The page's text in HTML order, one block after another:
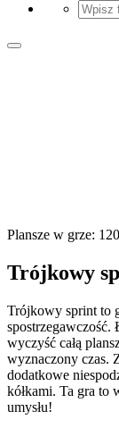
Plansze w grze: 120
Trójkowy
Trójkowy sprint to
wyczyść całą
wyznaczony czas.
dodatkowe
kółkami. Ta gra to
umysłu!